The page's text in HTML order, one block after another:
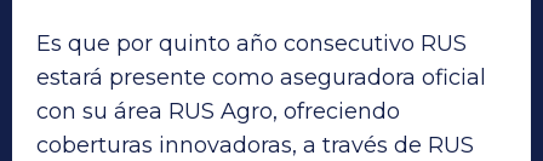
Es que por quinto año consecutivo RUS
estará presente como aseguradora oficial
con su área RUS Agro, ofreciendo
coberturas innovadoras, a través de RUS